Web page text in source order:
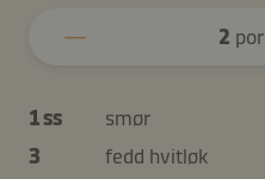
2
1 ss
smør
3
fedd hvitløk